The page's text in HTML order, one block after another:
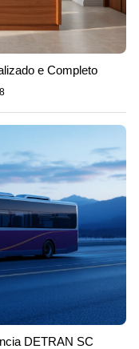
e Completo
DETRAN SC